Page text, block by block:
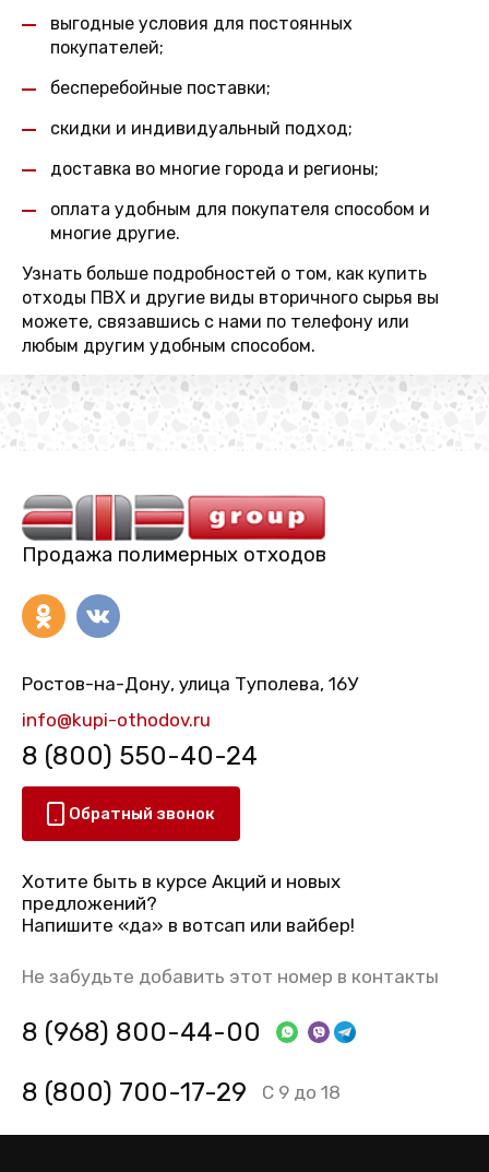
выгодные условия для постоянных
покупателей;
бесперебойные поставки;
скидки и индивидуальный подход;
доставка во многие города и регионы;
оплата удобным для покупателя способом и
многие другие.
Узнать больше подробностей о том, как купить
отходы ПВХ и другие виды вторичного сырья вы
можете, связавшись с нами по телефону или
любым другим удобным способом.
Продажа полимерных отходов
Ростов-на-Дону, улица Туполева, 16У
info@kupi-othodov.ru
8 (800) 550-40-24
Обратный звонок
Хотите быть в курсе Акций и новых
предложений?
Напишите «да» в вотсап или вайбер!
Не забудьте добавить этот номер в контакты
8 (968) 800-44-00
8 (800) 700-17-29
С 9 до 18